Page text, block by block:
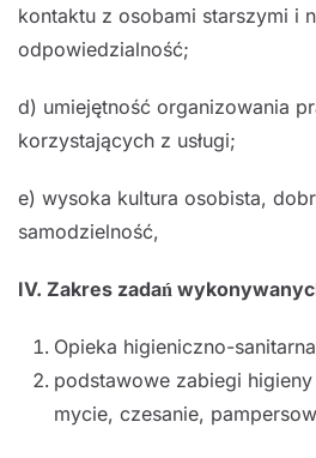
kontaktu z osobami starszymi i
odpowiedzialność;
d) umiejętność organizowania
korzystających z usługi;
e) wysoka kultura osobista,
samodzielność,
IV. Zakres zadań
Opieka higieniczno-
podstawowe zabiegi
mycie, czesanie,